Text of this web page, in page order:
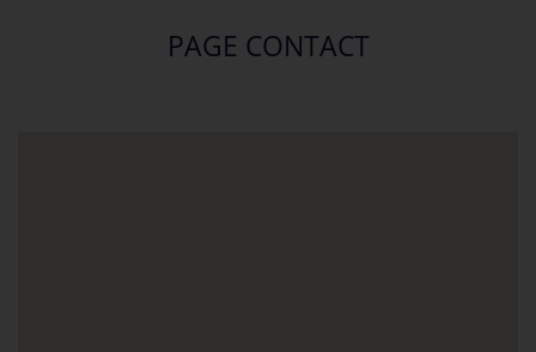
PAGE CONTACT